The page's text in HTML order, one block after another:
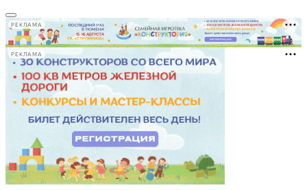
РЕКЛАМА
РЕКЛАМА